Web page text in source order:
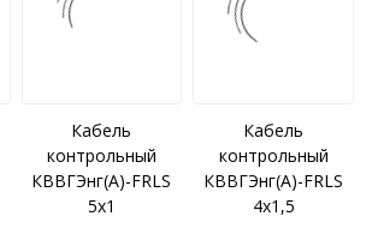
Кабель
контрольный
КВВГЭнг(A)-FRLS
5x1
Кабель
контрольный
КВВГЭнг(A)-FRLS
4x1,5